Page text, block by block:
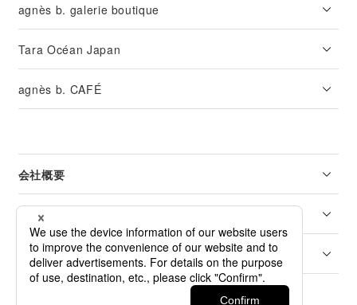
agnès b. galerie boutique
Tara Océan Japan
agnès b. CAFÉ
会社概要
リーガル
カスタマーサービス